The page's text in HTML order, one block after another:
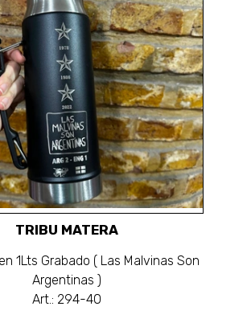
TRIBU MATERA
1Lts Grabado ( Las Malvinas Son
Argentinas )
Art.: 294-40